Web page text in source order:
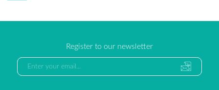
Register to our newsletter